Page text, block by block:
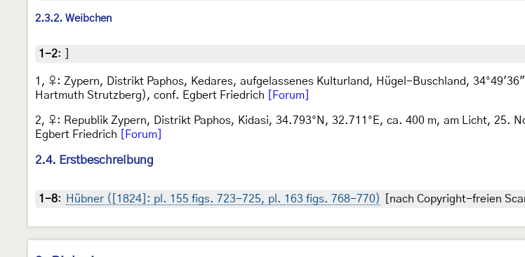
2.3.2. Weibchen
1-2:
1, ♀: Zypern, Distrikt Paphos, Kedares, aufgelassenes Kulturland, Hügel-Buschland,
Hartmuth Strutzberg), conf. Egbert Friedrich
[Forum]
2, ♀: Republik Zypern, Distrikt Paphos, Kidasi, 34.793°N, 32.711°E, ca. 400 m, am Licht, 25.
Egbert Friedrich
[Forum]
2.4. Erstbeschreibung
1-8: Hübner ([1824]: pl. 155 figs. 723-725, pl. 163 figs. 768-770) [nach Copyright-freien